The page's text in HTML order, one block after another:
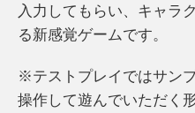
入力してもらい、キャラ
る新感覚ゲームです。
※テストプレイではサン
操作して遊んでいただく